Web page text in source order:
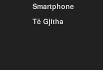
Smartphone
Të Gjitha